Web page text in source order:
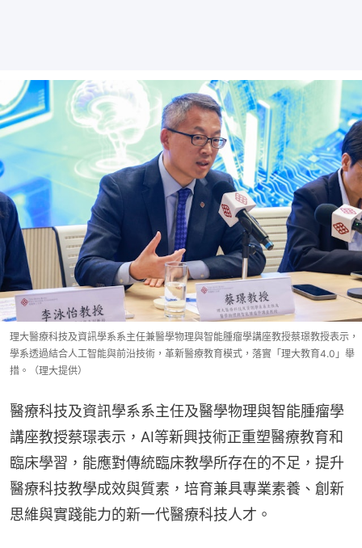
理大醫療科技及資訊學系系主任兼醫學物理與智能腫瘤學講座教授蔡璟教授表示，
學系透過結合人工智能與前沿技術，革新醫療教育模式，落實「理大教育4.0」舉
措。（理大提供）
醫療科技及資訊學系系主任及醫學物理與智能腫瘤學
講座教授蔡璟表示，AI等新興技術正重塑醫療教育和
臨床學習，能應對傳統臨床教學所存在的不足，提升
醫療科技教學成效與質素，培育兼具專業素養、創新
思維與實踐能力的新一代醫療科技人才。